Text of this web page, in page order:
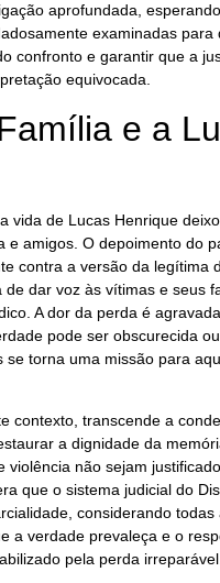
aprofundada,
examinadas para
confronto e garantir que a
equivocada.
e a
vida de Lucas Henrique
e amigos. O depoimento do
contra a versão da legítima
de dar voz às vítimas e seus
A dor da perda é
pode ser obscurecida
se torna uma missão para
contexto, transcende a
a dignidade da
violência não sejam
que o sistema judicial do
considerando todas
a verdade prevaleça e o
pela perda irreparável.